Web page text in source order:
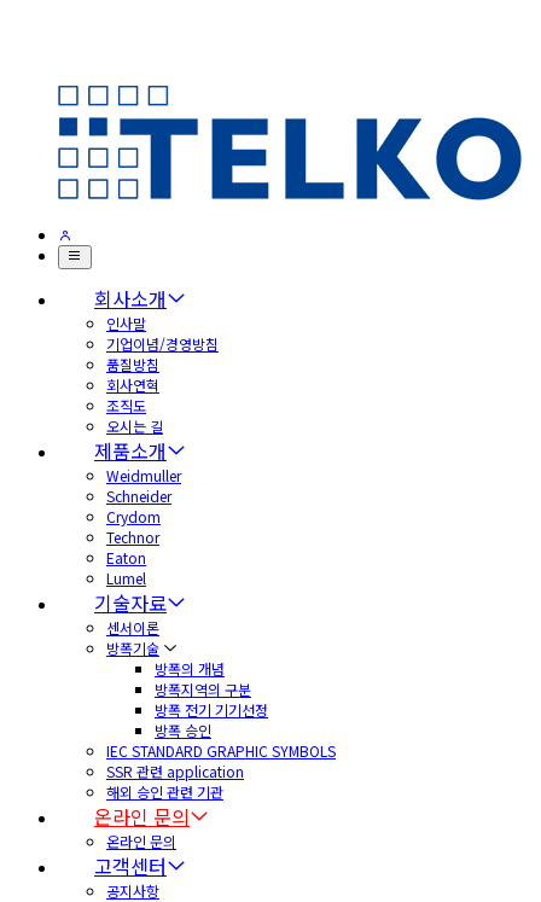
회사소개
인사말
기업이념/경영방침
품질방침
회사연혁
조직도
오시는 길
제품소개
Weidmuller
Schneider
Crydom
Technor
Eaton
Lumel
기술자료
센서이론
방폭기술
방폭의 개념
방폭지역의 구분
방폭 전기 기기선정
방폭 승인
IEC STANDARD GRAPHIC SYMBOLS
SSR 관련 application
해외 승인 관련 기관
온라인 문의
온라인 문의
고객센터
공지사항